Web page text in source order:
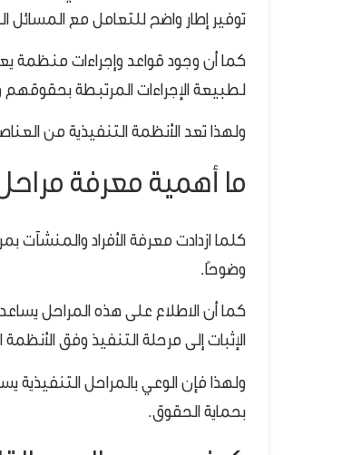
توفير إطار واضح للتعامل مع المسائل
كما أن وجود قواعد وإجراءات منظمة
لطبيعة الإجراءات المرتبطة بحقوقهم
ولهذا تعد الأنظمة التنفيذية من
ما أهمية معرفة
كلما ازدادت معرفة الأفراد والمنشآت
وضوحًا.
كما أن الاطلاع على هذه المراحل
الإثبات إلى مرحلة التنفيذ وفق
ولهذا فإن الوعي بالمراحل التنفيذية
بحماية الحقوق.